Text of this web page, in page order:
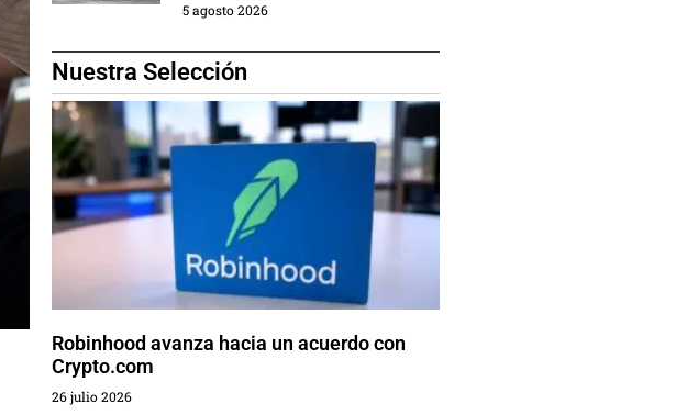
5 agosto 2026
Nuestra Selección
Robinhood avanza hacia un acuerdo con
Crypto.com
26 julio 2026